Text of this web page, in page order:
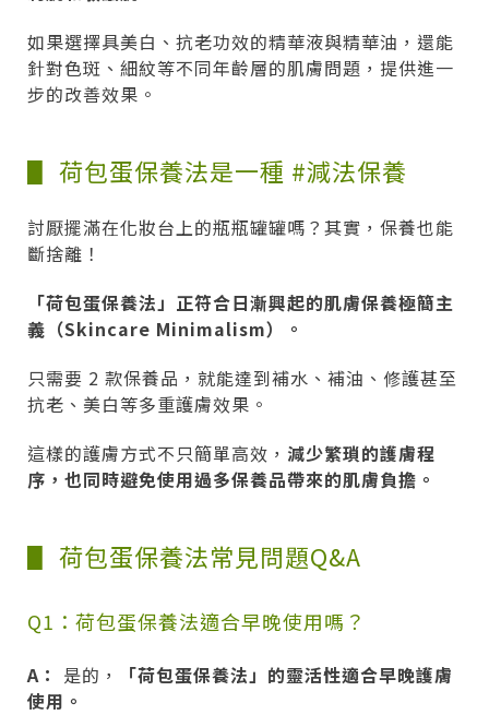
如果選擇具美白、抗老功效的精華液與精華油，還能
針對色斑、細紋等不同年齡層的肌膚問題，提供進一
步的改善效果。
▋ 荷包蛋保養法是一種 #減法保養
討厭擺滿在化妝台上的瓶瓶罐罐嗎？其實，保養也能
斷捨離！
「荷包蛋保養法」正符合日漸興起的肌膚保養極簡主
義（Skincare Minimalism）。
只需要 2 款保養品，就能達到補水、補油、修護甚至
抗老、美白等多重護膚效果。
這樣的護膚方式不只簡單高效， 減少繁瑣的護膚程
序，也同時避免使用過多保養品帶來的肌膚負擔。
▋ 荷包蛋保養法常見問題Q&A
Q1：荷包蛋保養法適合早晚使用嗎？
A： 是的，
「荷包蛋保養法」的靈活性適合早晚護膚
使用。